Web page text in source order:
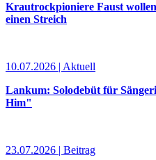
Krautrockpioniere Faust
einen Streich
10.07.2026 | Aktuell
Lankum: Solodebüt für
Him"
23.07.2026 | Beitrag